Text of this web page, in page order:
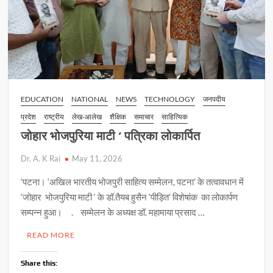
EDUCATION NATIONAL NEWS TECHNOLOGY
जनपदीय
प्रदेश
राष्ट्रीय लेख-आलेख शैक्षिक समाचार साहित्यिक
जोहार भोजपुरिया माटी ‘ पत्रिका लोकार्पित
Dr. A. K Rai May 11, 2026
‘पटना। ‘अखिल भारतीय भोजपुरी साहित्य सम्मेलन, पटना’ के तत्वावधान में
‘जोहार भोजपुरिया माटी ‘ के डॉ.तैयब हुसैन ‘पीड़ित’ विशेषांक का लोकार्पण
सम्पन्न हुआ। . सम्मेलन के अध्यक्ष डॉ. महामाया प्रसाद …
READ MORE
Share this: